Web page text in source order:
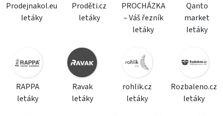
Prodejnakol.eu
letáky
Proděti.cz
letáky
PROCHÁZKA
– Váš řezník
letáky
Qanto
market
letáky
RAPPA
letáky
Ravak
letáky
rohlik.cz
letáky
Rozbaleno.cz
letáky